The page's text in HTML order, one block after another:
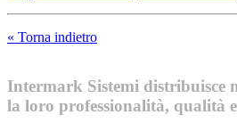
« Torna indietro
Intermark Sistemi distribuisce
la loro professionalità, qualità